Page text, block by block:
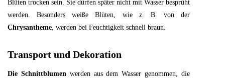
Blüten trocken sein. Sie dürfen später nicht mit Wasser besprüht
werden. Besonders weiße Blüten, wie z. B. von der
Chrysantheme, werden bei Feuchtigkeit schnell braun.
Transport und Dekoration
Die Schnittblumenwerden aus dem Wasser genommen, die